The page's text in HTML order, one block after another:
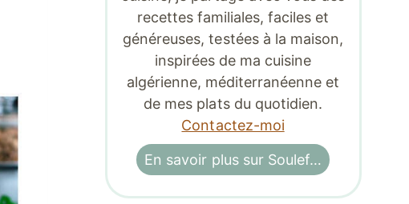
recettes familiales, faciles et
généreuses, testées à la maison,
inspirées de ma cuisine
algérienne, méditerranéenne et
de mes plats du quotidien.
Contactez-moi
En savoir plus sur Soulef…